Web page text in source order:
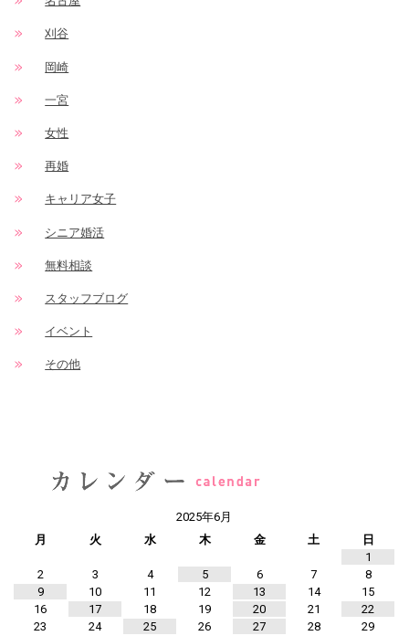
刈谷
岡崎
一宮
女性
再婚
キャリア女子
シニア婚活
無料相談
スタッフブログ
イベント
その他
2025年6月
月
火 水 木 金 土
日
1
2
3 4 5 6 7
8
9
10 11 12 13 14
15
16
17 18 19 20 21
22
23
24 25 26 27 28
29